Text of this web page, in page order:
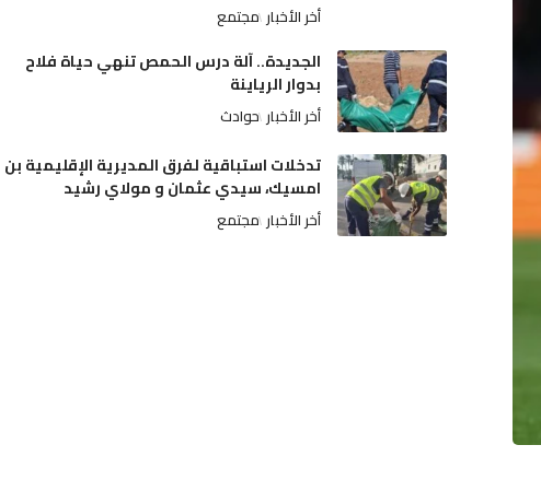
أخر الأخبار مجتمع
الجديدة.. آلة درس الحمص تنهي حياة فلاح
بدوار الرياينة
أخر الأخبار حوادث
تدخلات استباقية لفرق المديرية الإقليمية بن
امسيك، سيدي عثمان و مولاي رشيد
أخر الأخبار مجتمع